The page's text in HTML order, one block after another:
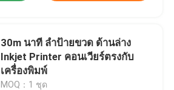
30m นาที ลําป้ายขวด ด้านล่าง
Inkjet Printer คอนเวียร์ตรงกับ
เครื่องพิมพ์
MOQ：1 ชุด